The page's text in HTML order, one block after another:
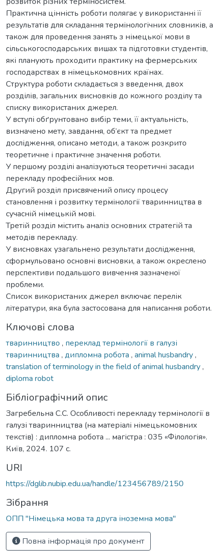
Практична цінність роботи полягає у використанні її
результатів для складання термінологічних словників, а
також для проведення занять з німецької мови в
сільськогосподарських вишах та підготовки студентів,
які планують проходити практику на фермерських
господарствах в німецькомовних країнах.
Структура роботи складається з введення, двох
розділів, загальних висновків до кожного розділу та
списку використаних джерел.
У вступі обґрунтовано вибір теми, її актуальність,
визначено мету, завдання, об’єкт та предмет
дослідження, описано методи, а також розкрито
теоретичне і практичне значення роботи.
У першому розділі аналізуються теоретичні засади
перекладу професійних мов.
Другий розділ присвячений опису процесу
становлення і розвитку термінології тваринництва в
сучасній німецькій мові.
Третій розділ містить аналіз основних стратегій та
методів перекладу.
У висновках узагальнено результати дослідження,
сформульовано основні висновки, а також окреслено
перспективи подальшого вивчення зазначеної
проблеми.
Список використаних джерел включає перелік
літератури, яка була застосована для написання роботи.
Ключові слова
тваринництво , переклад термінології в галузі
тваринництва , дипломна робота , animal husbandry,
translation of terminology in the field of animal husbandry,
diploma robot
Бібліографічний опис
Загребельна С.С. Особливості перекладу термінології в
галузі тваринництва (на матеріалі німецькомовних
текстів) : дипломна робота ... магістра : 035 «Філологія».
Київ, 2024. 107 с.
URI
https://dglib.nubip.edu.ua/handle/123456789/2150
Зібрання
ОПП "Німецька мова та друга іноземна мова"
Повна інформація про документ